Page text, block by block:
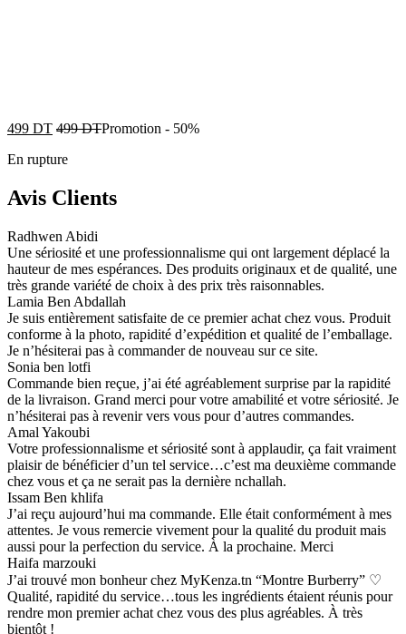
499 DT 499DTPromotion - 50%
En rupture
Avis Clients
Radhwen Abidi
Une sériosité et une professionnalisme qui ont largement déplacé la
hauteur de mes espérances. Des produits originaux et de qualité, une
très grande variété de choix à des prix très raisonnables.
Lamia Ben Abdallah
Je suis entièrement satisfaite de ce premier achat chez vous. Produit
conforme à la photo, rapidité d’expédition et qualité de l’emballage.
Je n’hésiterai pas à commander de nouveau sur ce site.
Sonia ben lotfi
Commande bien reçue, j’ai été agréablement surprise par la rapidité
de la livraison. Grand merci pour votre amabilité et votre sériosité. Je
n’hésiterai pas à revenir vers vous pour d’autres commandes.
Amal Yakoubi
Votre professionnalisme et sériosité sont à applaudir, ça fait vraiment
plaisir de bénéficier d’un tel service…c’est ma deuxième commande
chez vous et ça ne serait pas la dernière nchallah.
Issam Ben khlifa
J’ai reçu aujourd’hui ma commande. Elle était conformément à mes
attentes. Je vous remercie vivement pour la qualité du produit mais
aussi pour la perfection du service. À la prochaine. Merci
Haifa marzouki
J’ai trouvé mon bonheur chez MyKenza.tn “Montre Burberry” ♡
Qualité, rapidité du service…tous les ingrédients étaient réunis pour
rendre mon premier achat chez vous des plus agréables. À très
bientôt !